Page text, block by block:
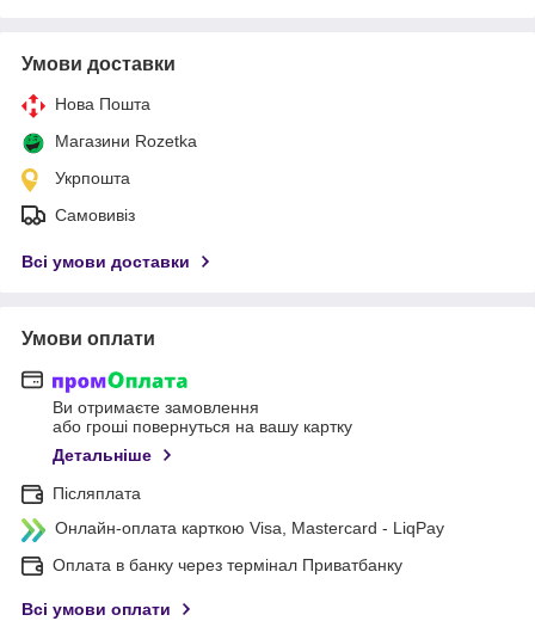
Умови доставки
Нова Пошта
Магазини Rozetka
Укрпошта
Самовивіз
Всі умови доставки
Умови оплати
Ви отримаєте замовлення
або гроші повернуться на вашу картку
Детальніше
Післяплата
Онлайн-оплата карткою Visa, Mastercard - LiqPay
Оплата в банку через термінал Приватбанку
Всі умови оплати